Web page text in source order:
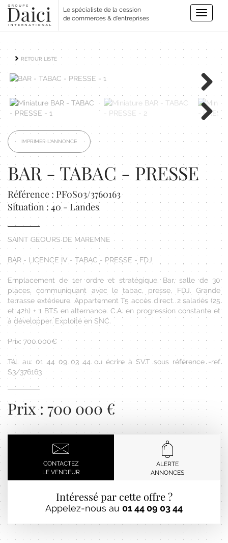
Le spécialiste de la cession
de commerces & d'entreprises
Toggle
RETOUR LISTE
Next
Next
IMPRIMER L'ANNONCE
BAR - TABAC - PRESSE
Référence : PF0S03/3760163
Situation : 40 - Landes
SAINT GEOURS DE MAREMNE
BAR - LICENCE IV - TABAC - PRESSE - FDJ
Emplacement de 1er ordre et stratégique. Bar, salle de 30
places, communiquant avec le tabac, presse, FDJ. Grande
terrasse extérieure. Appartement T5 accès direct. 2 salariés (25
et 42h) + 1 BTS en alternance. C.A. en progression constante et
à développer. Exploité en SNC.
Prix: 700.000€
Tél. au: 01 44 09 03 44 ou écrire à SVT sous référence -ref
S3/376163
Prix : 700 000 €
CONTACTEZ
LE VENDEUR
ALERTE
ANNONCES
Intéressé par cette offre ?
Appelez-nous au 01 44 09 03 44